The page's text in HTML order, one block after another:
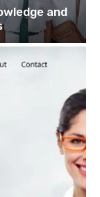
and